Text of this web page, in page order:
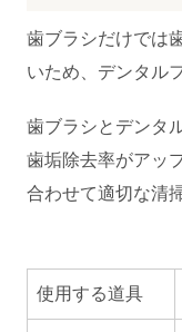
歯ブラシだけでは
いため、デンタル
歯ブラシとデンタ
歯垢除去率がアッ
合わせて適切な清
使用する道具